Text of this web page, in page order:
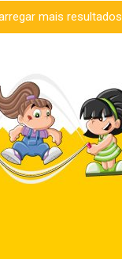
mais resultados